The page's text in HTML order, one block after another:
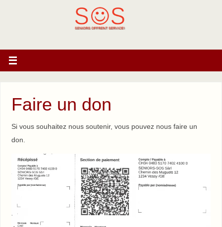
Faire un don
Si vous souhaitez nous soutenir, vous pouvez nous faire un
don.